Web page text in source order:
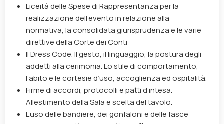
Liceità delle Spese di Rappresentanza per la
realizzazione dell’evento in relazione alla
normativa, la consolidata giurisprudenza e le varie
direttive della Corte dei Conti
Il Dress Code. Il gesto, il linguaggio, la postura degli
addetti alla cerimonia. Lo stile di comportamento,
l’abito e le cortesie d’uso, accoglienza ed ospitalità.
Firme di accordi, protocolli e patti d’intesa.
Allestimento della Sala e scelta del tavolo.
L’uso delle bandiere, dei gonfaloni e delle fasce